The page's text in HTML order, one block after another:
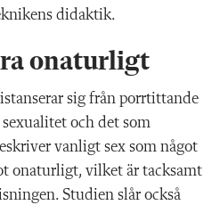
didaktik.
onaturligt
sig från porrtittande
och det som
vanligt sex som något
onaturligt, vilket är tacksamt
Studien slår också